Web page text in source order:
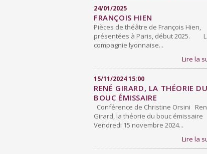
24/01/2025
FRANÇOIS HIEN
Pièces de théâtre de François Hien,
présentées à Paris, début 2025.
compagnie lyonnaise...
Lire la
15/11/2024 15:00
RENÉ GIRARD, LA THÉORIE DU
BOUC ÉMISSAIRE
Conférence de Christine Orsini
Girard, la théorie du bouc émissaire
Vendredi 15 novembre 2024...
Lire la